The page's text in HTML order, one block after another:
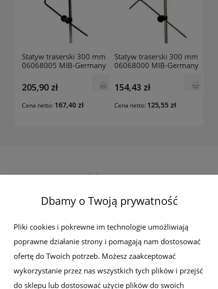
Statyw traserski 300 mm
06068005 MIB-Germany
205,90 zł
Cena netto: 167,40 zł
Statyw traserski 300 mm
06068000 MIB-Germany
154,43 zł
Cena netto: 125,55 zł
Elektro-met
Pomoc
Dostawa i płatności
Moje konto
Gwarancja i zwroty
Dbamy o Twoją prywatność
Pliki cookies i pokrewne im technologie umożliwiają
poprawne działanie strony i pomagają nam dostosować
ofertę do Twoich potrzeb. Możesz zaakceptować
wykorzystanie przez nas wszystkich tych plików i przejść
do sklepu lub dostosować użycie plików do swoich